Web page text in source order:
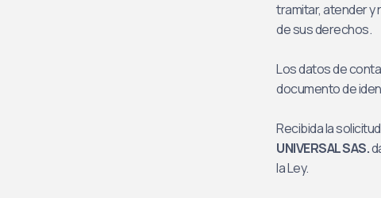
tramitar, atender y
de sus derechos.
Los datos de
documento de
Recibida la
UNIVERSAL SAS.
la Ley.